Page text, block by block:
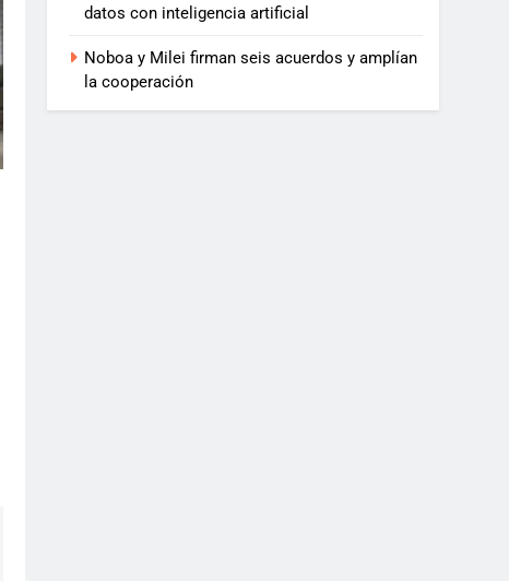
datos con inteligencia artificial
Noboa y Milei firman seis acuerdos y amplían
la cooperación